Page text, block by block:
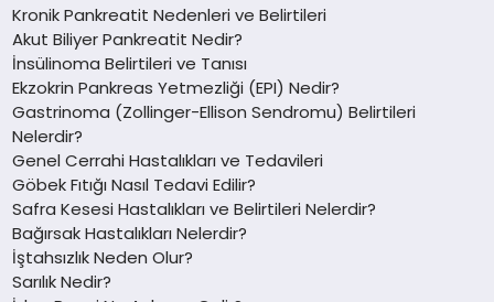
Kronik Pankreatit Nedenleri ve Belirtileri
Akut Biliyer Pankreatit Nedir?
İnsülinoma Belirtileri ve Tanısı
Ekzokrin Pankreas Yetmezliği (EPI) Nedir?
Gastrinoma (Zollinger-Ellison Sendromu) Belirtileri
Nelerdir?
Genel Cerrahi Hastalıkları ve Tedavileri
Göbek Fıtığı Nasıl Tedavi Edilir?
Safra Kesesi Hastalıkları ve Belirtileri Nelerdir?
Bağırsak Hastalıkları Nelerdir?
İştahsızlık Neden Olur?
Sarılık Nedir?